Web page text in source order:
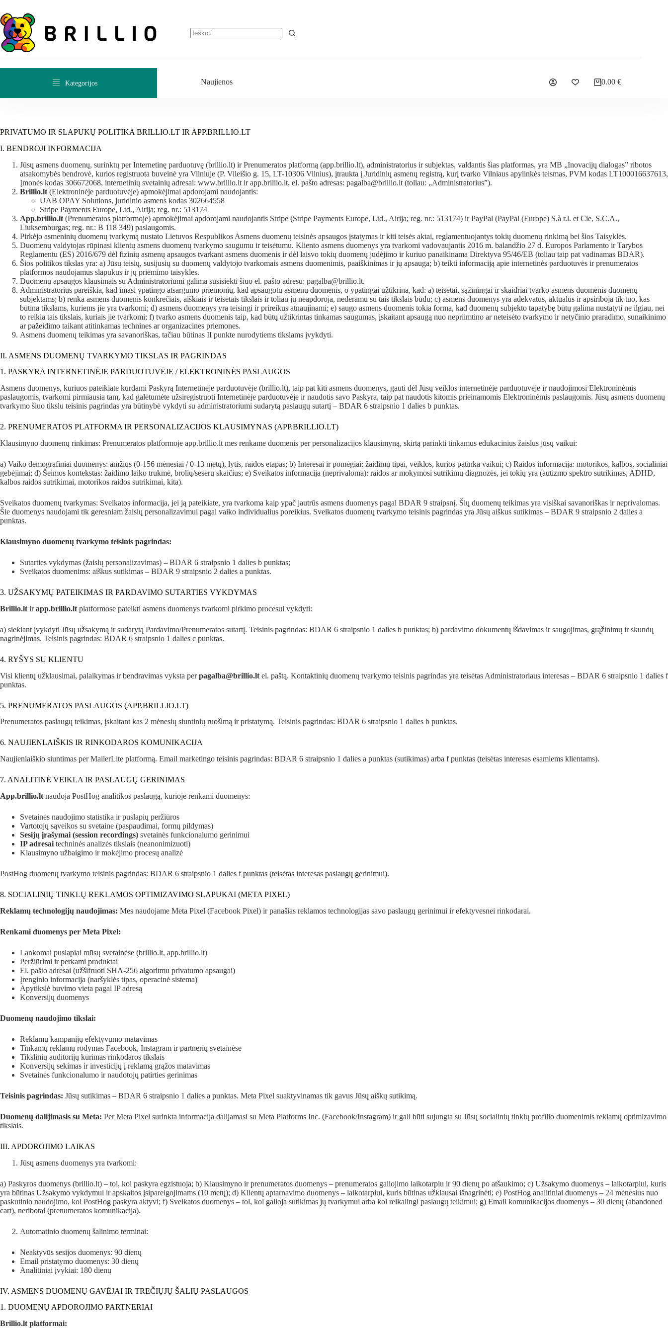
Kategorijos Naujienos 0.00 €
PRIVATUMO IR SLAPUKŲ POLITIKA BRILLIO.LT IR APP.BRILLIO.LT
I. BENDROJI INFORMACIJA
Jūsų asmens duomenų, surinktų per Internetinę parduotuvę (brillio.lt) ir Prenumeratos platformą (app.brillio.lt), administratorius ir subjektas, valdantis šias platformas, yra MB „Inovacijų dialogas” ribotos
atsakomybės bendrovė, kurios registruota buveinė yra Vilniuje (P. Vileišio g. 15, LT-10306 Vilnius), įtraukta į Juridinių asmenų registrą, kurį tvarko Vilniaus apylinkės teismas, PVM kodas LT100016637613,
Įmonės kodas 306672068, internetinių svetainių adresai: www.brillio.lt ir app.brillio.lt, el. pašto adresas: pagalba@brillio.lt (toliau: „Administratorius”).
Brillio.lt (Elektroninėje parduotuvėje) apmokėjimai apdorojami naudojantis:
UAB OPAY Solutions, juridinio asmens kodas 302664558
Stripe Payments Europe, Ltd., Airija; reg. nr.: 513174
App.brillio.lt (Prenumeratos platformoje) apmokėjimai apdorojami naudojantis Stripe (Stripe Payments Europe, Ltd., Airija; reg. nr.: 513174) ir PayPal (PayPal (Europe) S.à r.l. et Cie, S.C.A.,
Liuksemburgas; reg. nr.: B 118 349) paslaugomis.
Pirkėjo asmeninių duomenų tvarkymą nustato Lietuvos Respublikos Asmens duomenų teisinės apsaugos įstatymas ir kiti teisės aktai, reglamentuojantys tokių duomenų rinkimą bei šios Taisyklės.
Duomenų valdytojas rūpinasi klientų asmens duomenų tvarkymo saugumu ir teisėtumu. Kliento asmens duomenys yra tvarkomi vadovaujantis 2016 m. balandžio 27 d. Europos Parlamento ir Tarybos
Reglamentu (ES) 2016/679 dėl fizinių asmenų apsaugos tvarkant asmens duomenis ir dėl laisvo tokių duomenų judėjimo ir kuriuo panaikinama Direktyva 95/46/EB (toliau taip pat vadinamas BDAR).
Šios politikos tikslas yra: a) Jūsų teisių, susijusių su duomenų valdytojo tvarkomais asmens duomenimis, paaiškinimas ir jų apsauga; b) teikti informaciją apie internetinės parduotuvės ir prenumeratos
platformos naudojamus slapukus ir jų priėmimo taisykles.
Duomenų apsaugos klausimais su Administratoriumi galima susisiekti šiuo el. pašto adresu: pagalba@brillio.lt.
Administratorius pareiškia, kad imasi ypatingo atsargumo priemonių, kad apsaugotų asmenų duomenis, o ypatingai užtikrina, kad: a) teisėtai, sąžiningai ir skaidriai tvarko asmens duomenis duomenų
subjektams; b) renka asmens duomenis konkrečiais, aiškiais ir teisėtais tikslais ir toliau jų neapdoroja, nederamu su tais tikslais būdu; c) asmens duomenys yra adekvatūs, aktualūs ir apsiriboja tik tuo, kas
būtina tikslams, kuriems jie yra tvarkomi; d) asmens duomenys yra teisingi ir prireikus atnaujinami; e) saugo asmens duomenis tokia forma, kad duomenų subjekto tapatybę būtų galima nustatyti ne ilgiau, nei
to reikia tais tikslais, kuriais jie tvarkomi; f) tvarko asmens duomenis taip, kad būtų užtikrintas tinkamas saugumas, įskaitant apsaugą nuo nepriimtino ar neteisėto tvarkymo ir netyčinio praradimo, sunaikinimo
ar pažeidimo taikant atitinkamas technines ar organizacines priemones.
Asmens duomenų teikimas yra savanoriškas, tačiau būtinas II punkte nurodytiems tikslams įvykdyti.
II. ASMENS DUOMENŲ TVARKYMO TIKSLAS IR PAGRINDAS
1. PASKYRA INTERNETINĖJE PARDUOTUVĖJE / ELEKTRONINĖS PASLAUGOS
Asmens duomenys, kuriuos pateikiate kurdami Paskyrą Internetinėje parduotuvėje (brillio.lt), taip pat kiti asmens duomenys, gauti dėl Jūsų veiklos internetinėje parduotuvėje ir naudojimosi Elektroninėmis
paslaugomis, tvarkomi pirmiausia tam, kad galėtumėte užsiregistruoti Internetinėje parduotuvėje ir naudotis savo Paskyra, taip pat naudotis kitomis prieinamomis Elektroninėmis paslaugomis. Jūsų asmens duomenų
tvarkymo šiuo tikslu teisinis pagrindas yra būtinybė vykdyti su administratoriumi sudarytą paslaugų sutartį – BDAR 6 straipsnio 1 dalies b punktas.
2. PRENUMERATOS PLATFORMA IR PERSONALIZACIJOS KLAUSIMYNAS (APP.BRILLIO.LT)
Klausimyno duomenų rinkimas: Prenumeratos platformoje app.brillio.lt mes renkame duomenis per personalizacijos klausimyną, skirtą parinkti tinkamus edukacinius žaislus jūsų vaikui:
a) Vaiko demografiniai duomenys: amžius (0-156 mėnesiai / 0-13 metų), lytis, raidos etapas; b) Interesai ir pomėgiai: žaidimų tipai, veiklos, kurios patinka vaikui; c) Raidos informacija: motorikos, kalbos, socialiniai
gebėjimai; d) Šeimos kontekstas: žaidimo laiko trukmė, brolių/seserų skaičius; e) Sveikatos informacija (neprivaloma): raidos ar mokymosi sutrikimų diagnozės, jei tokių yra (autizmo spektro sutrikimas, ADHD,
kalbos raidos sutrikimai, motorikos raidos sutrikimai, kita).
Sveikatos duomenų tvarkymas: Sveikatos informacija, jei ją pateikiate, yra tvarkoma kaip ypač jautrūs asmens duomenys pagal BDAR 9 straipsnį. Šių duomenų teikimas yra visiškai savanoriškas ir neprivalomas.
Šie duomenys naudojami tik geresniam žaislų personalizavimui pagal vaiko individualius poreikius. Sveikatos duomenų tvarkymo teisinis pagrindas yra Jūsų aiškus sutikimas – BDAR 9 straipsnio 2 dalies a
punktas.
Klausimyno duomenų tvarkymo teisinis pagrindas:
Sutarties vykdymas (žaislų personalizavimas) – BDAR 6 straipsnio 1 dalies b punktas;
Sveikatos duomenims: aiškus sutikimas – BDAR 9 straipsnio 2 dalies a punktas.
3. UŽSAKYMŲ PATEIKIMAS IR PARDAVIMO SUTARTIES VYKDYMAS
Brillio.lt irapp.brillio.lt platformose pateikti asmens duomenys tvarkomi pirkimo procesui vykdyti:
a) siekiant įvykdyti Jūsų užsakymą ir sudarytą Pardavimo/Prenumeratos sutartį. Teisinis pagrindas: BDAR 6 straipsnio 1 dalies b punktas; b) pardavimo dokumentų išdavimas ir saugojimas, grąžinimų ir skundų
nagrinėjimas. Teisinis pagrindas: BDAR 6 straipsnio 1 dalies c punktas.
4. RYŠYS SU KLIENTU
Visi klientų užklausimai, palaikymas ir bendravimas vyksta perpagalba@brillio.lt el. paštą. Kontaktinių duomenų tvarkymo teisinis pagrindas yra teisėtas Administratoriaus interesas – BDAR 6 straipsnio 1 dalies f
punktas.
5. PRENUMERATOS PASLAUGOS (APP.BRILLIO.LT)
Prenumeratos paslaugų teikimas, įskaitant kas 2 mėnesių siuntinių ruošimą ir pristatymą. Teisinis pagrindas: BDAR 6 straipsnio 1 dalies b punktas.
6. NAUJIENLAIŠKIS IR RINKODAROS KOMUNIKACIJA
Naujienlaiškio siuntimas per MailerLite platformą. Email marketingo teisinis pagrindas: BDAR 6 straipsnio 1 dalies a punktas (sutikimas) arba f punktas (teisėtas interesas esamiems klientams).
7. ANALITINĖ VEIKLA IR PASLAUGŲ GERINIMAS
App.brillio.lt naudoja PostHog analitikos paslaugą, kurioje renkami duomenys:
Svetainės naudojimo statistika ir puslapių peržiūros
Vartotojų sąveikos su svetaine (paspaudimai, formų pildymas)
Sesijų įrašymai (session recordings) svetainės funkcionalumo gerinimui
IP adresai techninės analizės tikslais (neanonimizuoti)
Klausimyno užbaigimo ir mokėjimo procesų analizė
PostHog duomenų tvarkymo teisinis pagrindas: BDAR 6 straipsnio 1 dalies f punktas (teisėtas interesas paslaugų gerinimui).
8. SOCIALINIŲ TINKLŲ REKLAMOS OPTIMIZAVIMO SLAPUKAI (META PIXEL)
Reklamų technologijų naudojimas: Mes naudojame Meta Pixel (Facebook Pixel) ir panašias reklamos technologijas savo paslaugų gerinimui ir efektyvesnei rinkodarai.
Renkami duomenys per Meta Pixel:
Lankomai puslapiai mūsų svetainėse (brillio.lt, app.brillio.lt)
Peržiūrimi ir perkami produktai
El. pašto adresai (užšifruoti SHA-256 algoritmu privatumo apsaugai)
Įrenginio informacija (naršyklės tipas, operacinė sistema)
Apytikslė buvimo vieta pagal IP adresą
Konversijų duomenys
Duomenų naudojimo tikslai:
Reklamų kampanijų efektyvumo matavimas
Tinkamų reklamų rodymas Facebook, Instagram ir partnerių svetainėse
Tikslinių auditorijų kūrimas rinkodaros tikslais
Konversijų sekimas ir investicijų į reklamą grąžos matavimas
Svetainės funkcionalumo ir naudotojų patirties gerinimas
Teisinis pagrindas: Jūsų sutikimas – BDAR 6 straipsnio 1 dalies a punktas. Meta Pixel suaktyvinamas tik gavus Jūsų aiškų sutikimą.
Duomenų dalijimasis su Meta: Per Meta Pixel surinkta informacija dalijamasi su Meta Platforms Inc. (Facebook/Instagram) ir gali būti sujungta su Jūsų socialinių tinklų profilio duomenimis reklamų optimizavimo
tikslais.
III. APDOROJIMO LAIKAS
Jūsų asmens duomenys yra tvarkomi:
a) Paskyros duomenys (brillio.lt) – tol, kol paskyra egzistuoja; b) Klausimyno ir prenumeratos duomenys – prenumeratos galiojimo laikotarpiu ir 90 dienų po atšaukimo; c) Užsakymo duomenys – laikotarpiui, kuris
yra būtinas Užsakymo vykdymui ir apskaitos įsipareigojimams (10 metų); d) Klientų aptarnavimo duomenys – laikotarpiui, kuris būtinas užklausai išnagrinėti; e) PostHog analitiniai duomenys – 24 mėnesius nuo
paskutinio naudojimo, kol PostHog paskyra aktyvi; f) Sveikatos duomenys – tol, kol galioja sutikimas jų tvarkymui arba kol reikalingi paslaugų teikimui; g) Email komunikacijos duomenys – 30 dienų (abandoned
cart), neribotai (prenumeratos komunikacija).
Automatinio duomenų šalinimo terminai:
Neaktyvūs sesijos duomenys: 90 dienų
Email pristatymo duomenys: 30 dienų
Analitiniai įvykiai: 180 dienų
IV. ASMENS DUOMENŲ GAVĖJAI IR TREČIŲJŲ ŠALIŲ PASLAUGOS
1. DUOMENŲ APDOROJIMO PARTNERIAI
Brillio.lt platformai: